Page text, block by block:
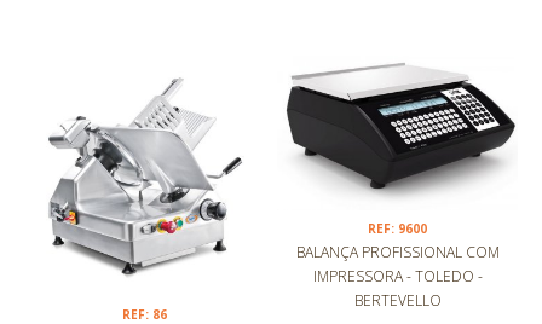
REF: 86
REF: 9600
BALANÇA PROFISSIONAL COM
IMPRESSORA - TOLEDO -
BERTEVELLO